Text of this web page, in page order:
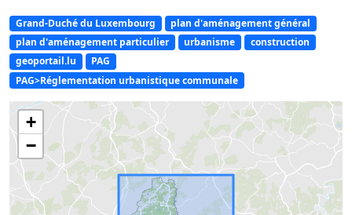
Grand-Duché du Luxembourg
plan d'aménagement général
plan d'aménagement particulier
urbanisme
construction
geoportail.lu
PAG
PAG>Réglementation urbanistique communale
+
−